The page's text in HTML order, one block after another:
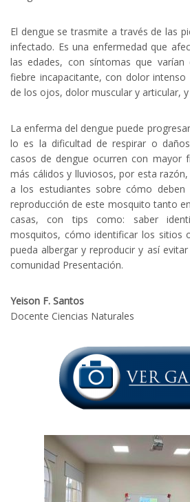
El dengue se trasmite a través de las
infectado. Es una enfermedad que
las edades, con síntomas que
fiebre incapacitante, con dolor
de los ojos, dolor muscular y articular,
La enferma del dengue puede
lo es la dificultad de respirar o
casos de dengue ocurren con mayor
más cálidos y lluviosos, por esta
a los estudiantes sobre cómo
reproducción de este mosquito tanto
casas, con tips como: saber
mosquitos, cómo identificar los sitios
pueda albergar y reproducir y así
comunidad Presentación.
Yeison F. Santos
Docente Ciencias Naturales